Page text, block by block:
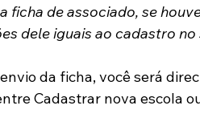
ficha de associado, se
dele iguais ao cadastro no
da ficha, você será
Cadastrar nova escola